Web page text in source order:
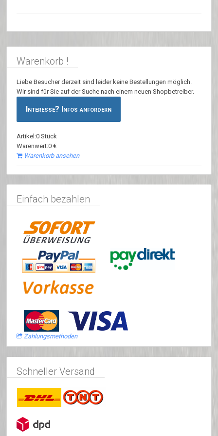
Warenkorb !
Liebe Besucher derzeit sind leider keine Bestellungen möglich.
Wir sind für Sie auf der Suche nach einem neuen Shopbetreiber.
Interesse? Infos anfordern
Artikel:0 Stück
Warenwert:0 €
Warenkorb ansehen
Einfach bezahlen
Zahlungsmethoden
Schneller Versand